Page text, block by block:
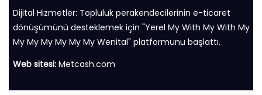
Dijital Hizmetler: Topluluk perakendecilerinin e-ticaret
dönüşümünü desteklemek için "Yerel My With My With My
My My My My My My Wenital" platformunu başlattı.
Web sitesi: Metcash.com